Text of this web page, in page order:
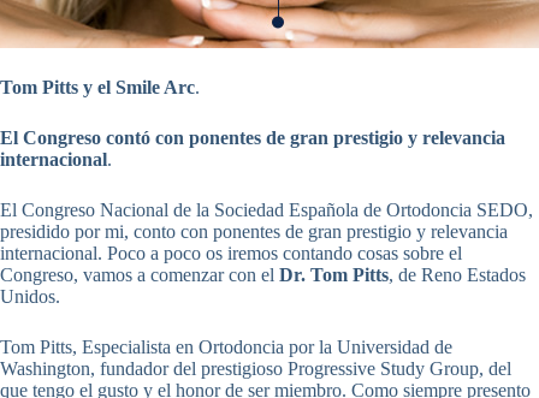
Tom Pitts y el Smile Arc.
El Congreso contó con ponentes de gran prestigio y relevancia
internacional.
El Congreso Nacional de la Sociedad Española de Ortodoncia SEDO,
presidido por mi, conto con ponentes de gran prestigio y relevancia
internacional. Poco a poco os iremos contando cosas sobre el
Congreso, vamos a comenzar con el Dr. Tom Pitts, de Reno Estados
Unidos.
Tom Pitts, Especialista en Ortodoncia por la Universidad de
Washington, fundador del prestigioso Progressive Study Group, del
que tengo el gusto y el honor de ser miembro. Como siempre presento